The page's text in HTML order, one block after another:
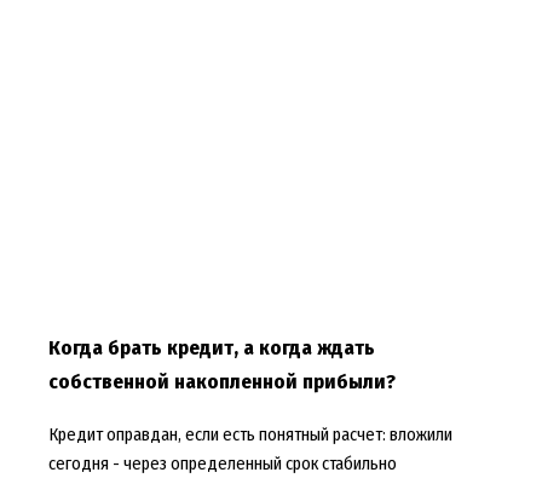
Когда брать кредит, а когда ждать
собственной накопленной прибыли?
Кредит оправдан, если есть понятный расчет: вложили
сегодня - через определенный срок стабильно